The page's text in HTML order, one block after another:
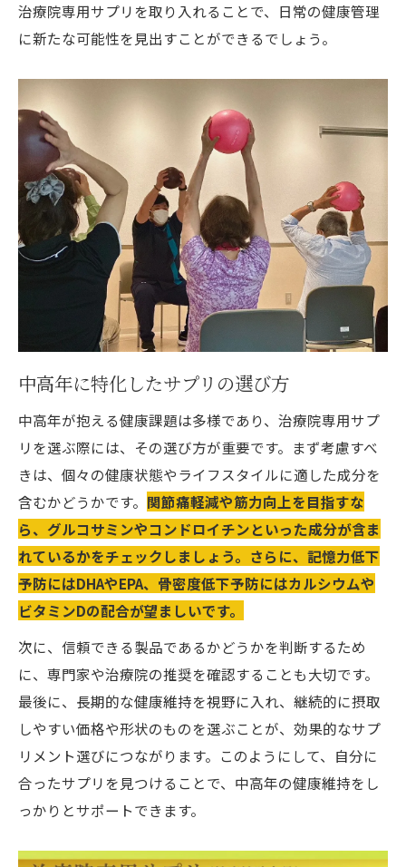
治療院専用サプリを取り入れることで、日常の健康管理
に新たな可能性を見出すことができるでしょう。
中高年に特化したサプリの選び方
中高年が抱える健康課題は多様であり、治療院専用サプ
リを選ぶ際には、その選び方が重要です。まず考慮すべ
きは、個々の健康状態やライフスタイルに適した成分を
含むかどうかです。 関節痛軽減や筋力向上を目指すな
ら、グルコサミンやコンドロイチンといった成分が含ま
れているかをチェックしましょう。さらに、記憶力低下
予防にはDHAやEPA、骨密度低下予防にはカルシウムや
ビタミンDの配合が望ましいです。
次に、信頼できる製品であるかどうかを判断するため
に、専門家や治療院の推奨を確認することも大切です。
最後に、長期的な健康維持を視野に入れ、継続的に摂取
しやすい価格や形状のものを選ぶことが、効果的なサプ
リメント選びにつながります。このようにして、自分に
合ったサプリを見つけることで、中高年の健康維持をし
っかりとサポートできます。